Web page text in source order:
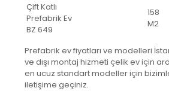
Çift Katlı
Prefabrik Ev
BZ 649
158
M2
Prefabrik ev fiyatları ve modelleri
ve dışı montaj hizmeti çelik ev için
en ucuz standart modeller için
iletişime geçiniz.